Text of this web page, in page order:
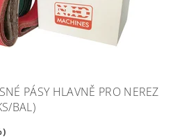
PÁSY HLAVNĚ PRO NEREZ
BAL)